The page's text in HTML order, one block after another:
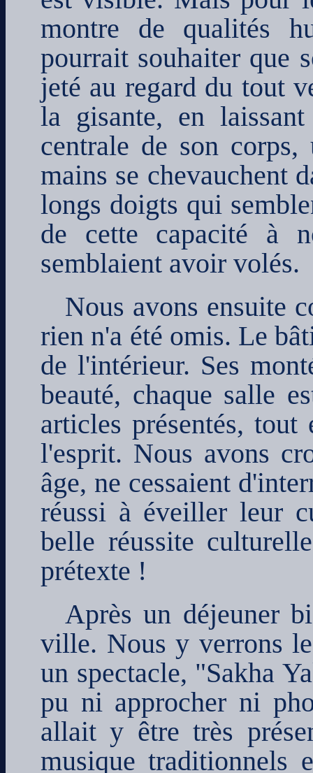
montre de qualités
pourrait souhaiter que
jeté au regard du tout
la gisante, en
centrale de son
mains se chevauchent
longs doigts qui
de cette capacité à
semblaient avoir volés.
Nous avons ensuite
rien n'a été omis. Le
de l'intérieur. Ses
beauté, chaque salle
articles présentés,
l'esprit. Nous avons
âge, ne cessaient
réussi à éveiller leur
belle réussite
prétexte !
Après un déjeuner
ville. Nous y verrons
un spectacle, "Sakha
pu ni approcher ni
allait y être très
musique traditionnels